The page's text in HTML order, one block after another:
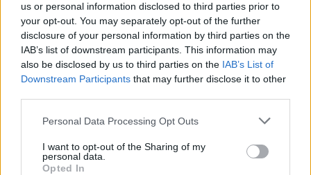
us or personal information disclosed to third parties prior to
your opt-out. You may separately opt-out of the further
disclosure of your personal information by third parties on the
IAB’s list of downstream participants. This information may
also be disclosed by us to third parties on the IAB’s List of
Downstream Participants that may further disclose it to other
Personal Data Processing Opt Outs
I want to opt-out of the Sharing of my
personal data.
Opted In
V odborných kruhoch je
považovaný za
rešpektovaný zdroj
informácií o bankovníctve a
jeho rebríčky sú uznávaným
Víťazný rok Slovenskej sporiteľne
V júli tohto roka získala už piatykrát za sebou